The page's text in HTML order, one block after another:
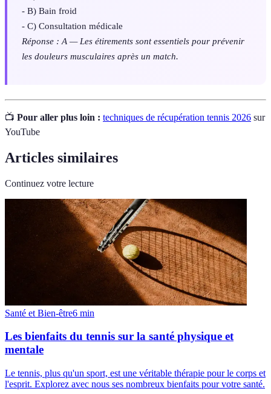
- B) Bain froid
- C) Consultation médicale
Réponse : A — Les étirements sont essentiels pour prévenir
les douleurs musculaires après un match.
📺 Pour aller plus loin : techniques de récupération tennis 2026 sur
YouTube
Articles similaires
Continuez votre lecture
Santé et Bien-être6 min
Les bienfaits du tennis sur la santé physique et
mentale
Le tennis, plus qu'un sport, est une véritable thérapie pour le corps et
l'esprit. Explorez avec nous ses nombreux bienfaits pour votre santé.